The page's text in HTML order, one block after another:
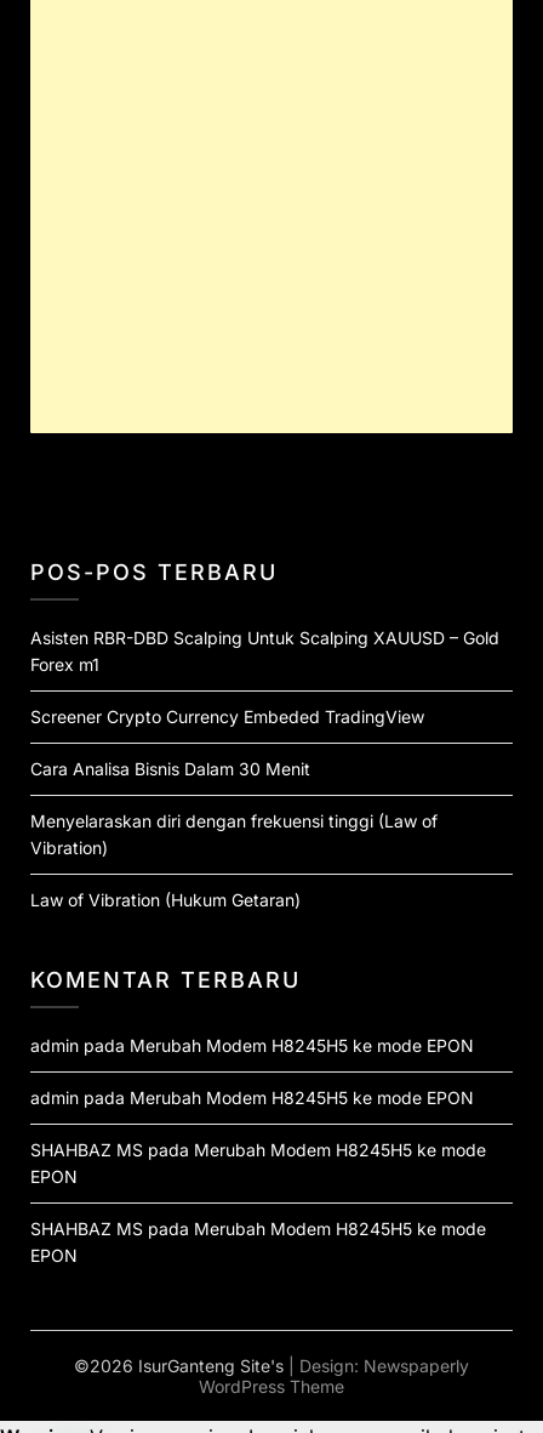
POS-POS TERBARU
Asisten RBR-DBD Scalping Untuk Scalping XAUUSD – Gold
Forex m1
Screener Crypto Currency Embeded TradingView
Cara Analisa Bisnis Dalam 30 Menit
Menyelaraskan diri dengan frekuensi tinggi (Law of
Vibration)
Law of Vibration (Hukum Getaran)
KOMENTAR TERBARU
admin pada Merubah Modem H8245H5 ke mode EPON
admin pada Merubah Modem H8245H5 ke mode EPON
SHAHBAZ MS pada Merubah Modem H8245H5 ke mode
EPON
SHAHBAZ MS pada Merubah Modem H8245H5 ke mode
EPON
©2026 IsurGanteng Site's | Design: Newspaperly
WordPress Theme